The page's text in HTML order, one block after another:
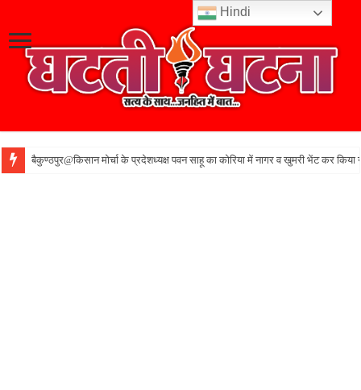
बैकुण्ठपुर@किसान मोर्चा के प्रदेशध्यक्ष पवन साहू का कोरिया में नागर व खुमरी भेंट कर किया
Hindi